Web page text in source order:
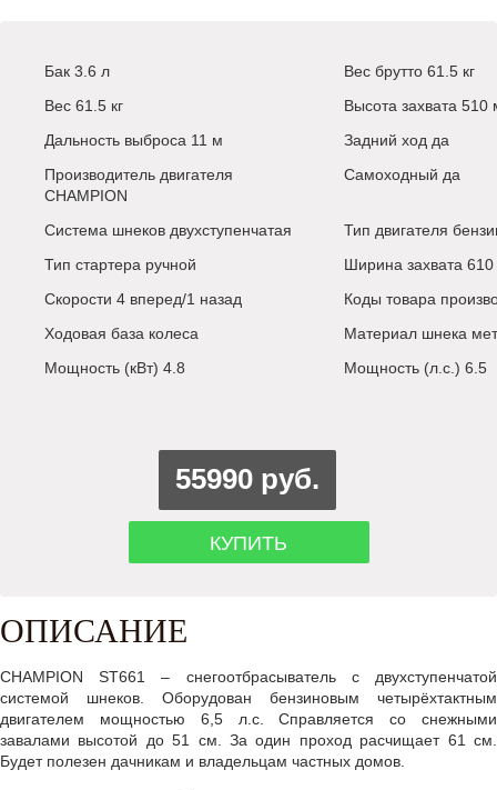
Бак 3.6 л Вес брутто 61.5 кг
Вес 61.5 кг Высота захвата 510
Дальность выброса 11 м Задний ход да
Производитель двигателя
CHAMPION
Самоходный да
Система шнеков двухступенчатая Тип двигателя
Тип стартера ручной Ширина захвата
Скорости 4 вперед/1 назад
Коды товара
Ходовая база колеса Материал шнека
Мощность (кВт) 4.8 Мощность (л.с.) 6.5
55990 руб.
КУПИТЬ
ОПИСАНИЕ
CHAMPION ST661 – снегоотбрасыватель с двухступенчатой
системой шнеков. Оборудован бензиновым четырёхтактным
двигателем мощностью 6,5 л.с. Справляется со снежными
завалами высотой до 51 см. За один проход расчищает 61 см.
Будет полезен дачникам и владельцам частных домов.